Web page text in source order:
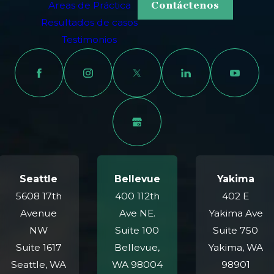
un accidente de motocicleta.
Carpenter & Zuckerman puede investigar todos los
aspectos de su accidente, analizando los informes
policiales y cualquier video de seguridad o vigilancia
disponible para determinar qué condujo a la colisión.
También podemos consultar con reconstruccionistas de
accidentes para desarrollar una imagen clara de su
¿Cómo puede ayudarme un
abogado con mi reclamo o
demanda por accidente de
motocicleta?
Areas de Práctica
Resultados de casos
Testimonios
Contáctenos
Seattle
5608 17th
Avenue
NW
Suite 1617
Seattle, WA
Bellevue
400 112th
Ave NE.
Suite 100
Bellevue,
WA 98004
Yakima
402 E
Yakima Ave
Suite 750
Yakima, WA
98901